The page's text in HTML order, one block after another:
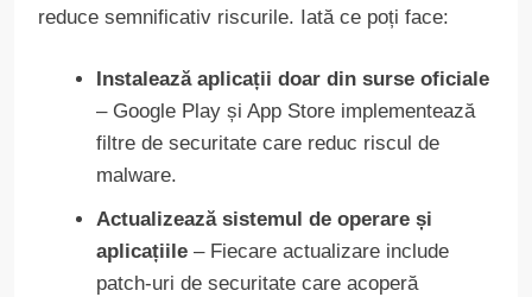
reduce semnificativ riscurile. Iată ce poți face:
Instalează aplicații doar din surse oficiale
– Google Play și App Store implementează
filtre de securitate care reduc riscul de
malware.
Actualizează sistemul de operare și
aplicațiile– Fiecare actualizare include
patch-uri de securitate care acoperă